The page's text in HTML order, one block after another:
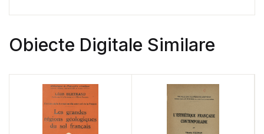
Obiecte Digitale Similare